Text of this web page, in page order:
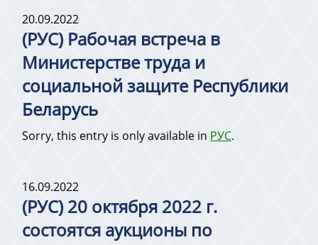
20.09.2022
(РУС) Рабочая встреча в
Министерстве труда и
социальной защите Республики
Беларусь
Sorry, this entry is only available in РУС.
16.09.2022
(РУС) 20 октября 2022 г.
состоятся аукционы по